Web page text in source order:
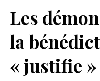
Les
la
« justifie